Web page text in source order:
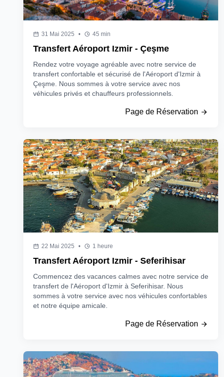
31 Mai 2025 • 45 min
Transfert Aéroport Izmir - Çeşme
Rendez votre voyage agréable avec notre service de
transfert confortable et sécurisé de l'Aéroport d'Izmir à
Çeşme. Nous sommes à votre service avec nos
véhicules privés et chauffeurs professionnels.
Page de Réservation
22 Mai 2025 • 1 heure
Transfert Aéroport Izmir - Seferihisar
Commencez des vacances calmes avec notre service de
transfert de l'Aéroport d'Izmir à Seferihisar. Nous
sommes à votre service avec nos véhicules confortables
et notre équipe amicale.
Page de Réservation